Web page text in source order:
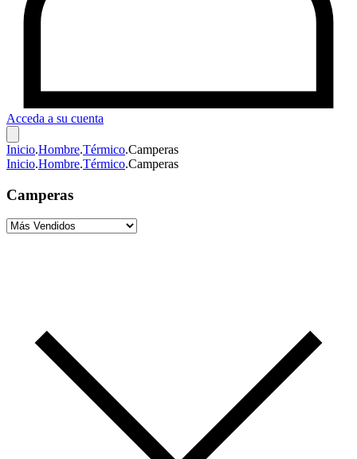
Acceda a su cuenta
Inicio.Hombre.Térmico.Camperas
Inicio.Hombre.Térmico.Camperas
Camperas